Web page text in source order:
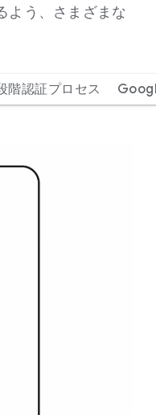
よう、​さまざまな​
階認証プロセス